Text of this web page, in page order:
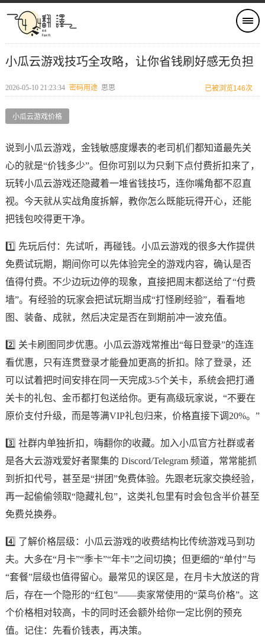
小瓜云游戏技巧全攻略，让你省钱刷好感无负担
2026-05-10 21:23:34 密码用途 思思 已被浏览146次
小瓜云游戏价格
说到小瓜云游戏，金钱敏感度爆表的老司机们都知道最先关
心的就是“价钱多少”。但你可别以为只剩下点付费折扣来了，
玩转小瓜云游戏还隐藏着一堆省钱技巧，连你嘴角都不忍直
视。今天就从实战角度拆解，教你怎么既能玩得开心，还能
把钱包咬得更干净。
1️⃣ 先玩后付：先试听，再碰钱。小瓜云游戏的很多大作提供
免费试玩期，期间你可以先体验完全的游戏内容，确认是否
值得付费。不少边玩边停的现象，直接把周末都送给了“付费
墙”。有经验的玩家会把试玩期当成“打怪刷经验”，看看地
图、装备、成就，然后决定是否在到期前冲一波充值。
2️⃣ 关卡刷图同步优惠。小瓜云游戏常推出“每日登录”的连连
看优惠，只有连贯登录才能叠加更高的折扣。除了登录，还
可以试着把时间安排在同一天完成3-5个关卡，系统会把打通
关卡的礼包、金币都打包送给你。更有高级玩家说，“不要在
原价支付升级，而是等满VIP礼包归来，价格直接下调20%。”
3️⃣ 社群内单独折扣，嗨翻你的收藏。加入小瓜官方社群或者
是各大云游戏爱好者聚集的 Discord/Telegram 频道，常常能抓
到折扣代号，甚至是“拼团”免费体验。先跟老玩家交换经验，
再一起偷偷领取“隐藏礼包”，这类礼包里有时会包含半价甚至
免费兑换券。
4️⃣ 了解价格层级：小瓜云游戏的收费结构比传统游戏马到功
夫。大多在“月卡”“季卡”“年卡”之间切换；但更细的“单付”与
“套餐”层级也值得留心。最常见的误区是，在月卡大放送的背
后，存在一个隐形的“红包”——卖家常使用的“菜鸟价格”。这
个价格相对较高，卡的同时还会额外给你一定比例的预充
值。记住：先看价钱表，再决策。